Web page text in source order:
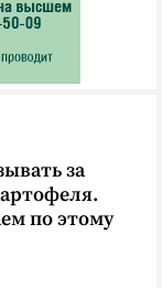
за
по этому